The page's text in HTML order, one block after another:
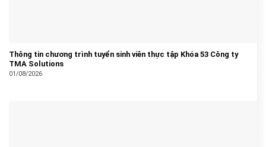
Thông tin chương trình tuyển sinh viên thực tập Khóa 53 Công ty
TMA Solutions
01/08/2026